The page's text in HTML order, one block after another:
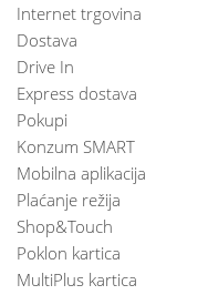
Internet trgovina
Dostava
Drive In
Express dostava
Pokupi
Konzum SMART
Mobilna aplikacija
Plaćanje režija
Shop&Touch
Poklon kartica
MultiPlus kartica